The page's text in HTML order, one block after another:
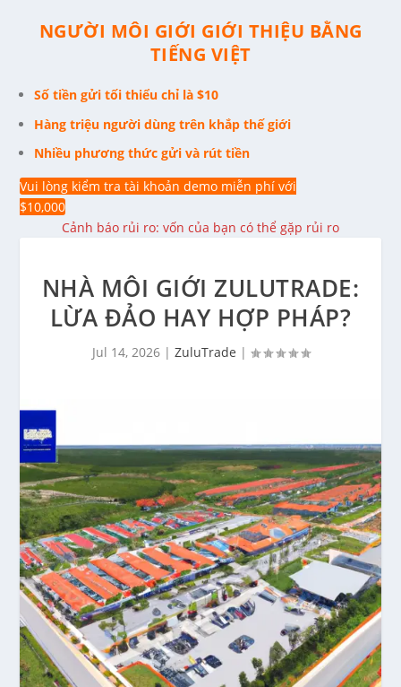
NGƯỜI MÔI GIỚI GIỚI THIỆU BẰNG
TIẾNG VIỆT
Số tiền gửi tối thiểu chỉ là $10
Hàng triệu người dùng trên khắp thế giới
Nhiều phương thức gửi và rút tiền
Vui lòng kiểm tra tài khoản demo miễn phí với
$10,000
Cảnh báo rủi ro: vốn của bạn có thể gặp rủi ro
NHÀ MÔI GIỚI ZULUTRADE:
LỪA ĐẢO HAY HỢP PHÁP?
Jul 14, 2026| ZuluTrade |